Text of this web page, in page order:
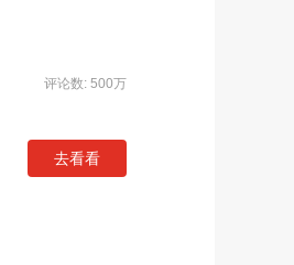
评论数: 500万
去看看